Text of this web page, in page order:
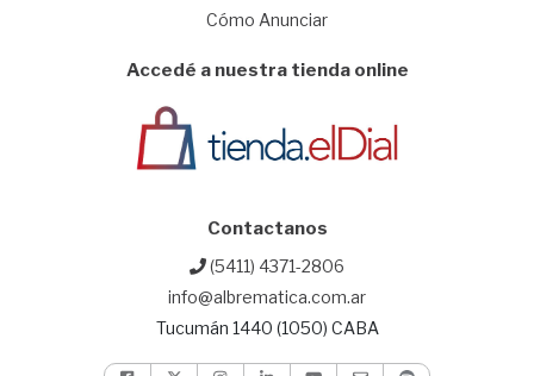
Cómo Anunciar
Accedé a nuestra tienda online
Contactanos
(5411) 4371-2806
info@albrematica.com.ar
Tucumán 1440 (1050) CABA